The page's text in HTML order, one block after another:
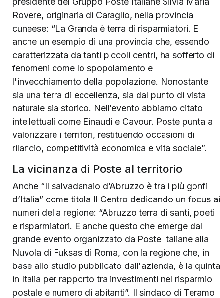
Rovere, originaria di Caraglio, nella provincia
cuneese: “La Granda è terra di risparmiatori. E
anche un esempio di una provincia che, essendo
caratterizzata da tanti piccoli centri, ha sofferto di
fenomeni come lo spopolamento e
l'invecchiamento della popolazione. Nonostante
sia una terra di eccellenza, sia dal punto di vista
naturale sia storico. Nell’evento abbiamo citato
intellettuali come Einaudi e Cavour. Poste punta a
valorizzare i territori, restituendo occasioni di
rilancio, competitività economica e vita sociale”.
La vicinanza di Poste al territorio
Anche “Il salvadanaio d’Abruzzo è tra i più gonfi
d’Italia” come titola Il Centro dedicando un focus ai
numeri della regione: “Abruzzo terra di santi, poeti
e risparmiatori. E anche questo che emerge dal
grande evento organizzato da Poste Italiane alla
Nuvola di Fuksas di Roma, con la regione che, in
base allo studio pubblicato dall'azienda, è la quinta
in Italia per rapporto tra investimenti nel risparmio
postale e numero di abitanti”. Il sindaco di Teramo